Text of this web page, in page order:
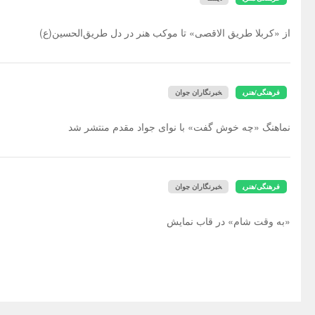
از «کربلا طریق الاقصی» تا موکب هنر در دل طریق‌الحسین(ع)
فرهنگی/هنری خبرنگاران جوان
نماهنگ «چه خوش گفت» با نوای جواد مقدم منتشر شد
فرهنگی/هنری خبرنگاران جوان
«به وقت شام» در قاب نمایش